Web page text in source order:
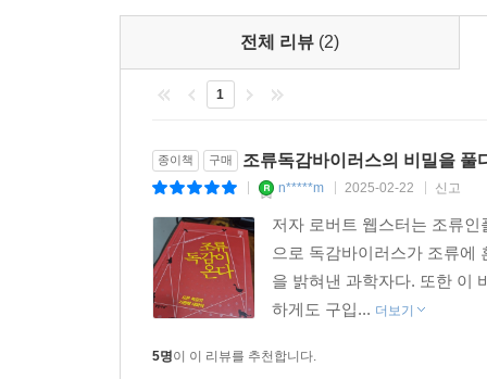
전체 리뷰 (2)
1
종이책 구매 조류독감바이러스의 비밀을 풀
n*****m 2025-02-22 신고
저자 로버트 웹스터는 조류
으로 독감바이러스가 조류에
을 밝혀낸 과학자다. 또한 이
하게도 구입... 더보기
5명이 이 리뷰를 추천합니다.